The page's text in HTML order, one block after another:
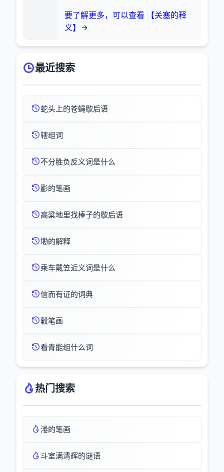
要了解更多，可以查看 【关塞的释
义】
最近搜索
蛇头上的苍蝇歇后语
辖组词
不分胜负反义词是什么
彲的笔画
高粱地里找棒子的歇后语
墈的解释
乘车戴笠近义词是什么
信而有证的词典
轂笔画
看青能组什么词
热门搜索
淃的笔画
斗室满清辉的谜语